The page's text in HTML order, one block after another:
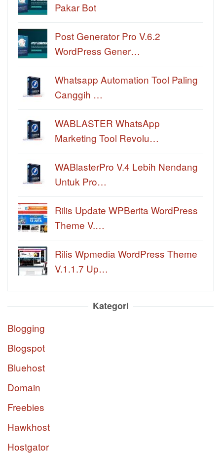
Pakar Bot
Post Generator Pro V.6.2
WordPress Gener…
Whatsapp Automation Tool Paling
Canggih …
WABLASTER WhatsApp
Marketing Tool Revolu…
WABlasterPro V.4 Lebih Nendang
Untuk Pro…
Rilis Update WPBerita WordPress
Theme V.…
Rilis Wpmedia WordPress Theme
V.1.1.7 Up…
Kategori
Blogging
Blogspot
Bluehost
Domain
Freebies
Hawkhost
Hostgator